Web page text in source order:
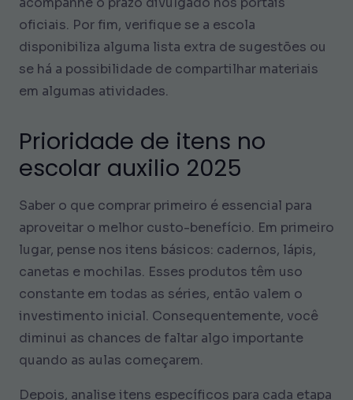
oficiais. Por fim, verifique se a escola
disponibiliza alguma lista extra de sugestões ou
se há a possibilidade de compartilhar materiais
em algumas atividades.
Prioridade de itens no
escolar auxilio 2025
Saber o que comprar primeiro é essencial para
aproveitar o melhor custo-benefício. Em primeiro
lugar, pense nos itens básicos: cadernos, lápis,
canetas e mochilas. Esses produtos têm uso
constante em todas as séries, então valem o
investimento inicial. Consequentemente, você
diminui as chances de faltar algo importante
quando as aulas começarem.
Depois, analise itens específicos para cada etapa